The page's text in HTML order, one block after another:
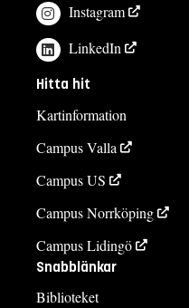
Instagram
LinkedIn
Hitta hit
Kartinformation
Campus Valla
Campus US
Campus Norrköping
Campus Lidingö
Snabblänkar
Biblioteket